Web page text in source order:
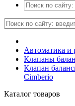
Автоматика и
Клапаны
Клапан
Cimberio
Каталог товаров